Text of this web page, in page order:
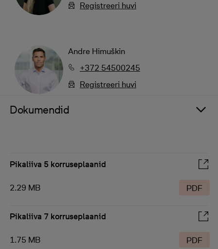
Registreeri huvi
Andre Himuškin
+372 54500245
Registreeri huvi
Dokumendid
Pikaliiva 5 korruseplaanid
2.29 MB PDF
Pikaliiva 7 korruseplaanid
1.75 MB PDF